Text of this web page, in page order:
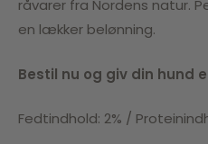
råvarer fra Nordens natur.
en lækker belønning.
Bestil nu og giv din hund
Fedtindhold: 2% /